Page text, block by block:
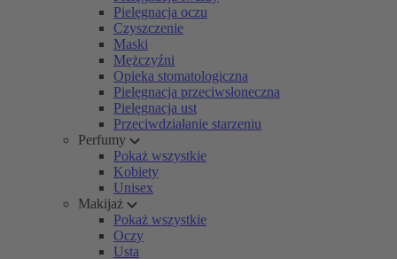
Pielęgnacja oczu
Czyszczenie
Maski
Mężczyźni
Opieka stomatologiczna
Pielęgnacja przeciwsłoneczna
Pielęgnacja ust
Przeciwdziałanie starzeniu
Perfumy
Pokaż wszystkie
Kobiety
Unisex
Makijaż
Pokaż wszystkie
Oczy
Usta